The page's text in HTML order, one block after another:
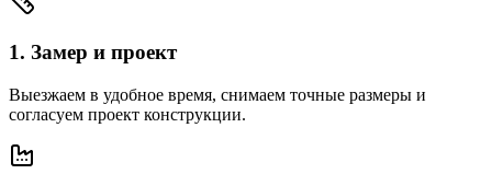
1. Замер и проект
Выезжаем в удобное время, снимаем точные размеры и
согласуем проект конструкции.